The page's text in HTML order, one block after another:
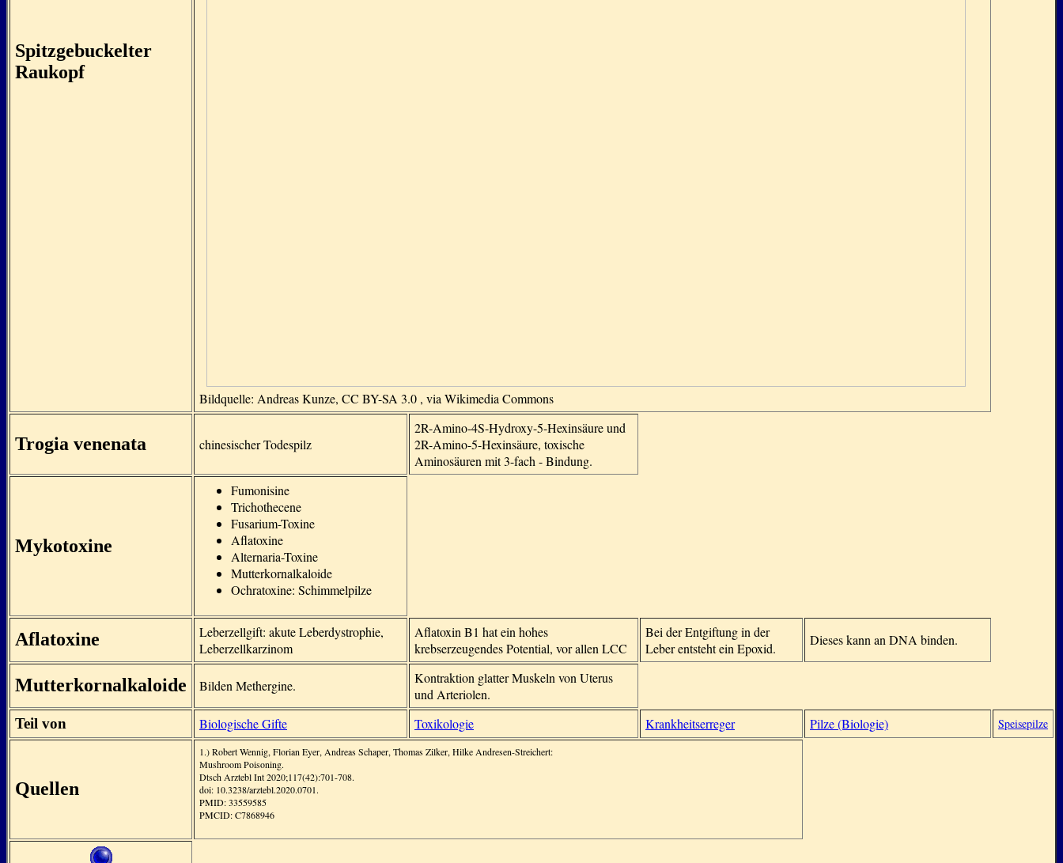
Spitzgebuckelter
Raukopf
Bildquelle: Andreas Kunze, CC BY-SA 3.0 , via Wikimedia Commons
Trogia venenata chinesischer Todespilz
2R-Amino-4S-Hydroxy-5-Hexinsäure und
2R-Amino-5-Hexinsäure, toxische
Aminosäuren mit 3-fach - Bindung.
Mykotoxine
Fumonisine
Trichothecene
Fusarium-Toxine
Aflatoxine
Alternaria-Toxine
Mutterkornalkaloide
Ochratoxine: Schimmelpilze
Aflatoxine
Leberzellgift: akute Leberdystrophie,
Leberzellkarzinom
Aflatoxin B1 hat ein hohes
krebserzeugendes Potential, vor allen LCC
Bei der Entgiftung in der
Leber entsteht ein Epoxid.
Dieses kann an DNA binden.
Mutterkornalkaloide Bilden Methergine.
Kontraktion glatter Muskeln von Uterus
und Arteriolen.
Teil von
Biologische Gifte Toxikologie Krankheitserreger Pilze (Biologie) Speisepilze
Quellen
1.) Robert Wennig, Florian Eyer, Andreas Schaper, Thomas Zilker, Hilke Andresen-Streichert:
Mushroom Poisoning.
Dtsch Arztebl Int 2020;117(42):701-708.
doi: 10.3238/arztebl.2020.0701.
PMID: 33559585
PMCID: C7868946